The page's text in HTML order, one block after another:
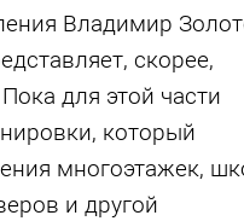
Владимир
скорее,
для этой части
который
многоэтажек,
и другой